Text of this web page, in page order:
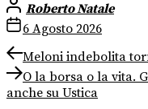
Roberto Natale
6 Agosto 2026
Navigazione
articoli
Previous
post:
Meloni indebolita
Next
post:
O la borsa o la vita.
anche su Ustica